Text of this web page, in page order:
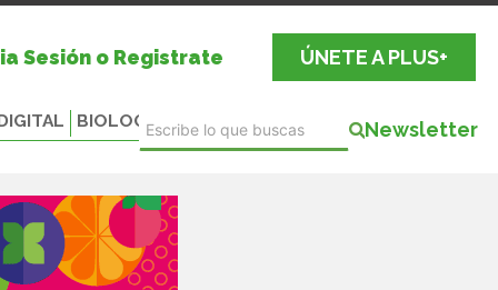
Sesión o Registrate ÚNETE A PLUS+
BIOLOGICALS Newsletter